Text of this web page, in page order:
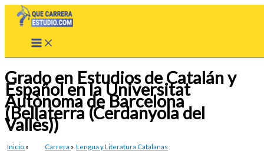
Grado en Estudios de Catalán y
Español en la Universitat
Autònoma de Barcelona
(Bellaterra (Cerdanyola del
Vallès))
Inicio » Carrera » Lengua y Literatura Catalanas